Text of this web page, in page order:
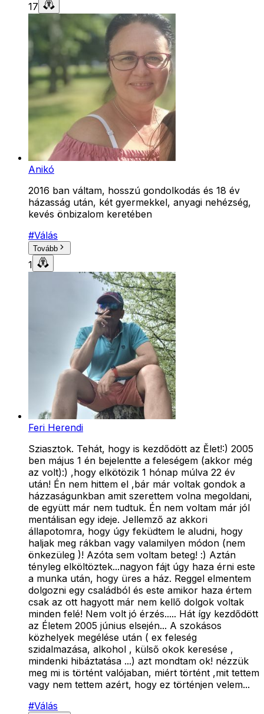
17
Anikó
2016 ban váltam, hosszú gondolkodás és 18 év
házasság után, két gyermekkel, anyagi nehézség,
kevés önbizalom keretében
#Válás
Tovább
1
Feri Herendi
Sziasztok. Tehát, hogy is kezdődött az Ělet!:) 2005
ben május 1 én bejelentte a feleségem (akkor még
az volt):) ,hogy elkötözik 1 hónap múlva 22 év
után! Én nem hittem el ,bár már voltak gondok a
házzaságunkban amit szerettem volna megoldani,
de együtt már nem tudtuk. Én nem voltam már jól
mentálisan egy ideje. Jellemző az akkori
állapotomra, hogy úgy feküdtem le aludni, hogy
haljak meg rákban vagy valamilyen módon (nem
önkezüleg )! Azóta sem voltam beteg! :) Aztán
tényleg elköltöztek...nagyon fájt úgy haza érni este
a munka után, hogy üres a ház. Reggel elmentem
dolgozni egy családból és este amikor haza értem
csak az ott hagyott már nem kellő dolgok voltak
minden felé! Nem volt jó érzés..... Hát így kezdődött
az Életem 2005 június elsején... A szokásos
közhelyek megélése után ( ex feleség
szidalmazása, alkohol , külső okok keresése ,
mindenki hibáztatása ...) azt mondtam ok! nézzük
meg mi is történt valójaban, miért történt ,mit tettem
vagy nem tettem azért, hogy ez történjen velem...
#Válás